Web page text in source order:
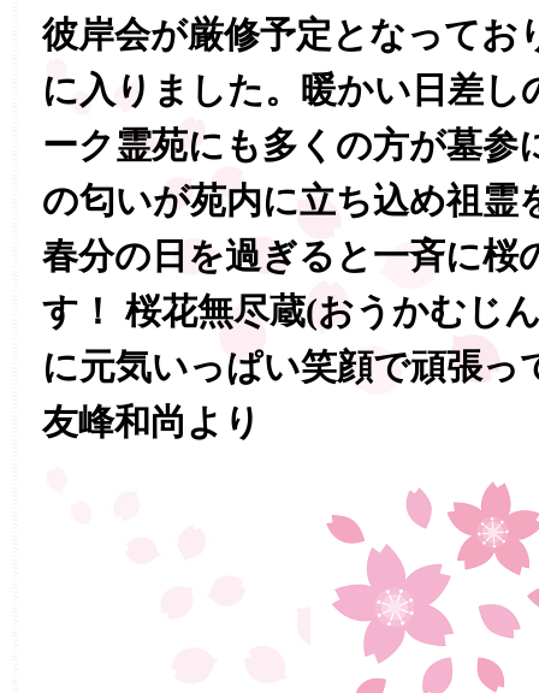
彼岸会が厳修予定となってお
に入りました。暖かい日差し
ーク霊苑にも多くの方が墓参
の匂いが苑内に立ち込め祖霊
春分の日を過ぎると一斉に桜
す！ 桜花無尽蔵(おうかむじ
に元気いっぱい笑顔で頑張っ
友峰和尚より